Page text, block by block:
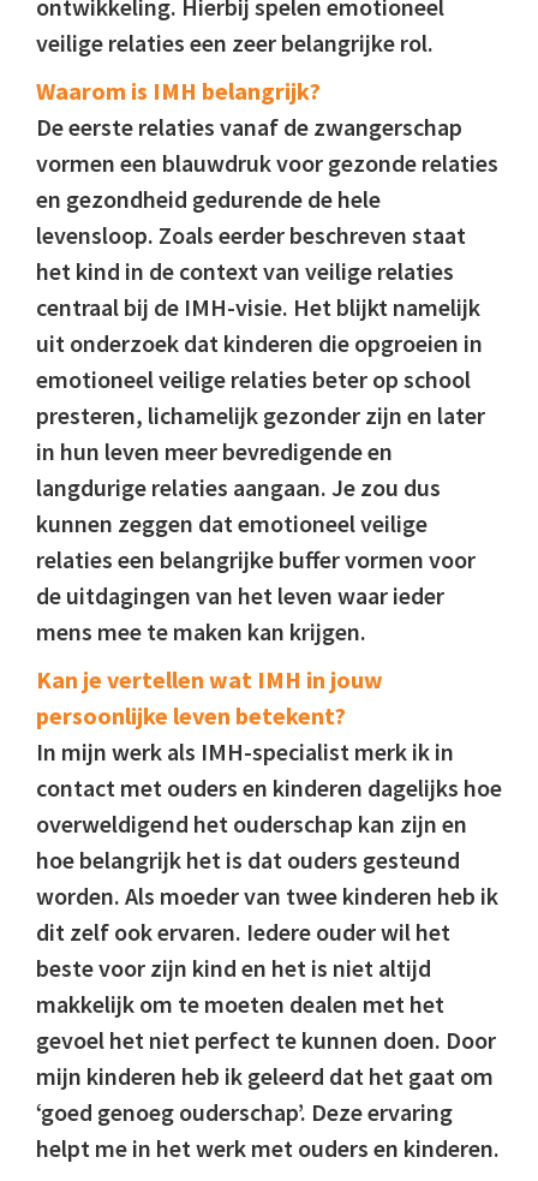
ontwikkeling. Hierbij spelen emotioneel
veilige relaties een zeer belangrijke rol.
Waarom is IMH belangrijk?
De eerste relaties vanaf de zwangerschap
vormen een blauwdruk voor gezonde relaties
en gezondheid gedurende de hele
levensloop. Zoals eerder beschreven staat
het kind in de context van veilige relaties
centraal bij de IMH-visie. Het blijkt namelijk
uit onderzoek dat kinderen die opgroeien in
emotioneel veilige relaties beter op school
presteren, lichamelijk gezonder zijn en later
in hun leven meer bevredigende en
langdurige relaties aangaan. Je zou dus
kunnen zeggen dat emotioneel veilige
relaties een belangrijke buffer vormen voor
de uitdagingen van het leven waar ieder
mens mee te maken kan krijgen.
Kan je vertellen wat IMH in jouw
persoonlijke leven betekent?
In mijn werk als IMH-specialist merk ik in
contact met ouders en kinderen dagelijks hoe
overweldigend het ouderschap kan zijn en
hoe belangrijk het is dat ouders gesteund
worden. Als moeder van twee kinderen heb ik
dit zelf ook ervaren. Iedere ouder wil het
beste voor zijn kind en het is niet altijd
makkelijk om te moeten dealen met het
gevoel het niet perfect te kunnen doen. Door
mijn kinderen heb ik geleerd dat het gaat om
‘goed genoeg ouderschap’. Deze ervaring
helpt me in het werk met ouders en kinderen.